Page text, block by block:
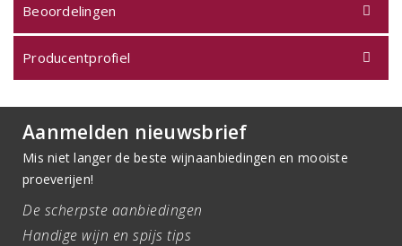
Beoordelingen
Producentprofiel
Aanmelden nieuwsbrief
Mis niet langer de beste wijnaanbiedingen en mooiste
proeverijen!
De scherpste aanbiedingen
Handige wijn en spijs tips